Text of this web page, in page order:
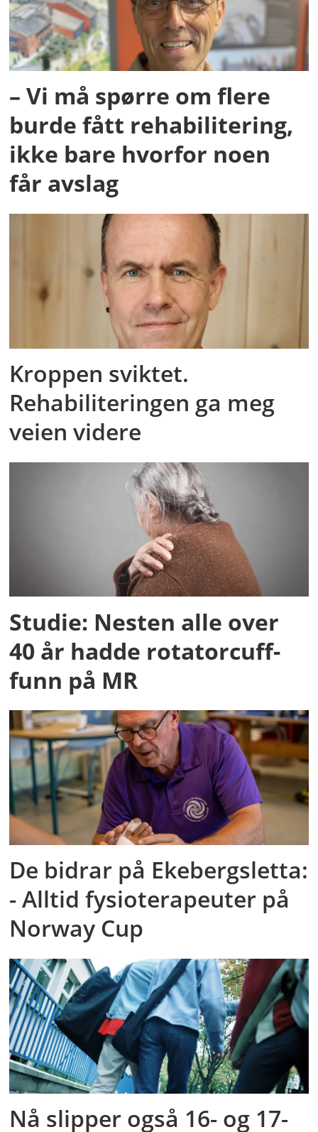
– Vi må spørre om flere
burde fått rehabilitering,
ikke bare hvorfor noen
får avslag
Kroppen sviktet.
Rehabiliteringen ga meg
veien videre
Studie: Nesten alle over
40 år hadde rotatorcuff-
funn på MR
De bidrar på Ekebergsletta:
- Alltid fysioterapeuter på
Norway Cup
Nå slipper også 16- og 17-